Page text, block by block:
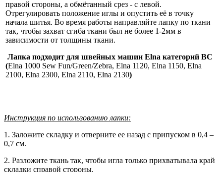
правой стороны, а обмётанный срез - с левой.
Отрегулировать положение иглы и опустить её в точку
начала шитья. Во время работы направляйте лапку по ткани
так, чтобы захват сгиба ткани был не более 1-2мм в
зависимости от толщины ткани.
Лапка подходит для швейных машин Elna категорий BC
(Elna 1000 Sew Fun/Green/Zebra, Elna 1120, Elna 1150, Elna
2100, Elna 2300, Elna 2110, Elna 2130)
Инструкция по использованию лапки:
1. Заложите складку и отверните ее назад с припуском в 0,4 –
0,7 см.
2. Разложите ткань так, чтобы игла только прихватывала край
складки справой стороны.